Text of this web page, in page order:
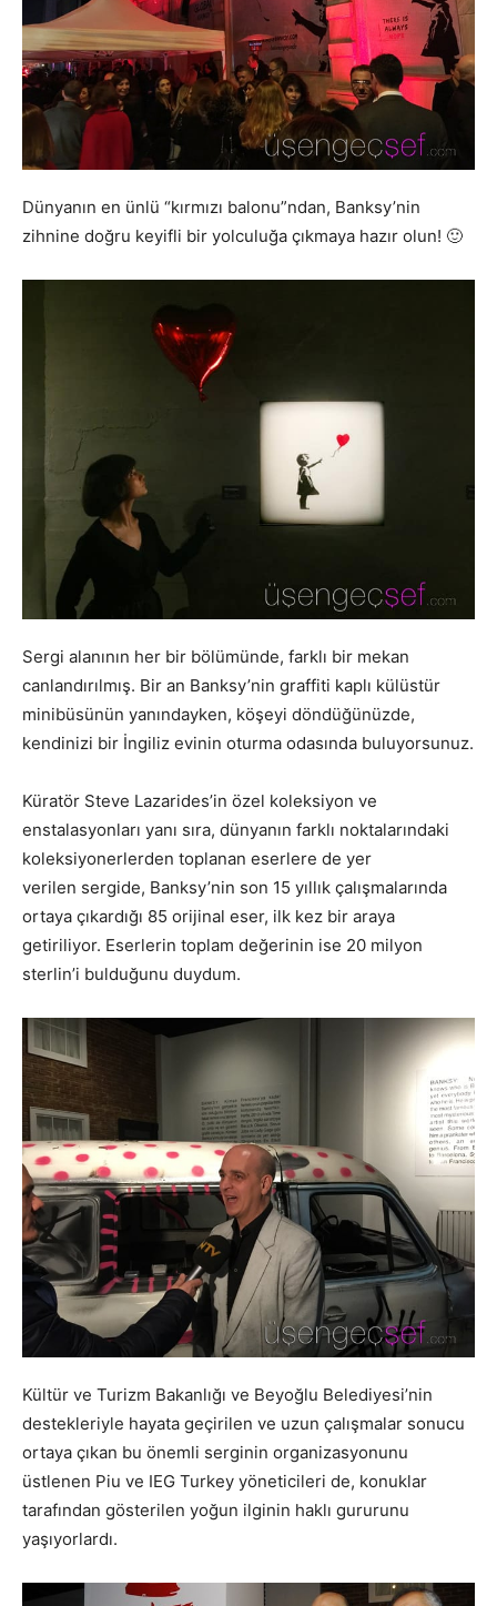
Dünyanın en ünlü “kırmızı balonu”ndan, Banksy’nin
zihnine doğru keyifli bir yolculuğa çıkmaya hazır olun! 🙂
Sergi alanının her bir bölümünde, farklı bir mekan
canlandırılmış. Bir an Banksy’nin graffiti kaplı külüstür
minibüsünün yanındayken, köşeyi döndüğünüzde,
kendinizi bir İngiliz evinin oturma odasında buluyorsunuz.
Küratör Steve Lazarides’in özel koleksiyon ve
enstalasyonları yanı sıra, dünyanın farklı noktalarındaki
koleksiyonerlerden toplanan eserlere de yer
verilen sergide, Banksy’nin son 15 yıllık çalışmalarında
ortaya çıkardığı 85 orijinal eser, ilk kez bir araya
getiriliyor. Eserlerin toplam değerinin ise 20 milyon
sterlin’i bulduğunu duydum.
Kültür ve Turizm Bakanlığı ve Beyoğlu Belediyesi’nin
destekleriyle hayata geçirilen ve uzun çalışmalar sonucu
ortaya çıkan bu önemli serginin organizasyonunu
üstlenen Piu ve IEG Turkey yöneticileri de, konuklar
tarafından gösterilen yoğun ilginin haklı gururunu
yaşıyorlardı.